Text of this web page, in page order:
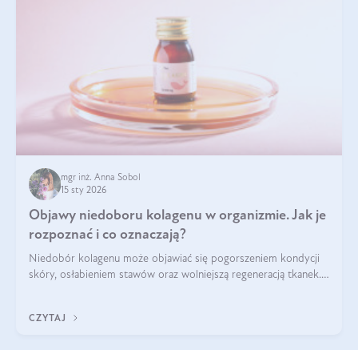
mgr inż. Anna Sobol
15 sty 2026
Objawy niedoboru kolagenu w organizmie. Jak je
rozpoznać i co oznaczają?
Niedobór kolagenu może objawiać się pogorszeniem kondycji
skóry, osłabieniem stawów oraz wolniejszą regeneracją tkanek.
osłabienie włosów.
CZYTAJ